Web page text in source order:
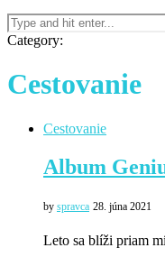
Category:
Cestovanie
Cestovanie
Album
by spravca 28. júna 2021
Leto sa blíži priam